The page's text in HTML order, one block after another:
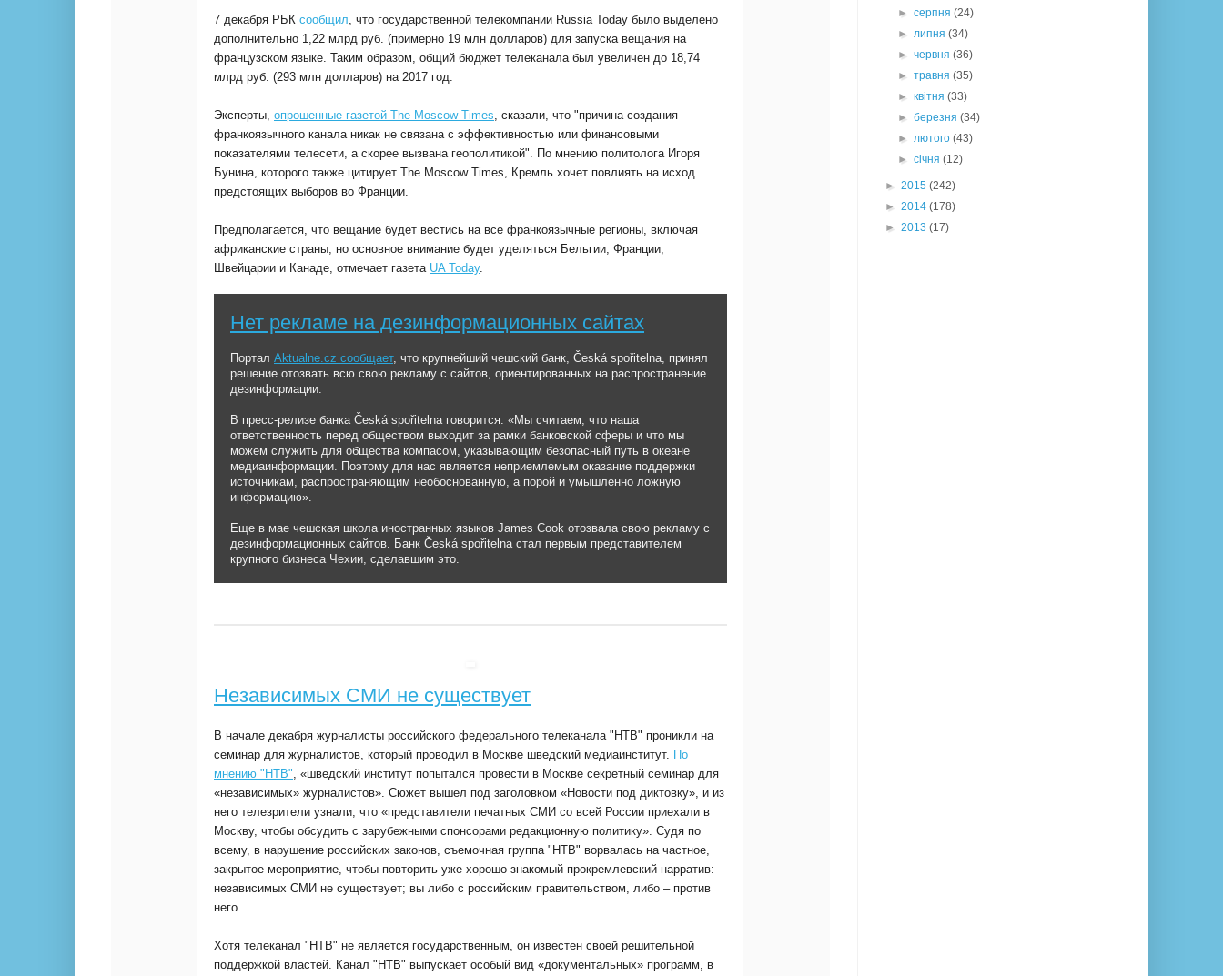
7 декабря РБК сообщил, что государственной телекомпании Russia Today было выделено
дополнительно 1,22 млрд руб. (примерно 19 млн долларов) для запуска вещания на
французском языке. Таким образом, общий бюджет телеканала был увеличен до 18,74
млрд руб. (293 млн долларов) на 2017 год.
Эксперты, опрошенные газетой The Moscow Times, сказали, что "причина создания
франкоязычного канала никак не связана с эффективностью или финансовыми
показателями телесети, а скорее вызвана геополитикой". По мнению политолога Игоря
Бунина, которого также цитирует The Moscow Times, Кремль хочет повлиять на исход
предстоящих выборов во Франции.
Предполагается, что вещание будет вестись на все франкоязычные регионы, включая
африканские страны, но основное внимание будет уделяться Бельгии, Франции,
Швейцарии и Канаде, отмечает газета UA Today.
Нет рекламе на дезинформационных сайтах
Портал Aktualne.cz сообщает, что крупнейший чешский банк, Česká spořitelna, принял
решение отозвать всю свою рекламу с сайтов, ориентированных на распространение
дезинформации.
В пресс-релизе банка Česká spořitelna говорится: «Мы считаем, что наша
ответственность перед обществом выходит за рамки банковской сферы и что мы
можем служить для общества компасом, указывающим безопасный путь в океане
медиаинформации. Поэтому для нас является неприемлемым оказание поддержки
источникам, распространяющим необоснованную, а порой и умышленно ложную
информацию».
Еще в мае чешская школа иностранных языков James Cook отозвала свою рекламу с
дезинформационных сайтов. Банк Česká spořitelna стал первым представителем
крупного бизнеса Чехии, сделавшим это.
Независимых СМИ не существует
В начале декабря журналисты российского федерального телеканала "НТВ" проникли на
семинар для журналистов, который проводил в Москве шведский медиаинститут. По
мнению "НТВ", «шведский институт попытался провести в Москве секретный семинар для
«независимых» журналистов». Сюжет вышел под заголовком «Новости под диктовку», и из
него телезрители узнали, что «представители печатных СМИ со всей России приехали в
Москву, чтобы обсудить с зарубежными спонсорами редакционную политику». Судя по
всему, в нарушение российских законов, съемочная группа "НТВ" ворвалась на частное,
закрытое мероприятие, чтобы повторить уже хорошо знакомый прокремлевский нарратив:
независимых СМИ не существует; вы либо с российским правительством, либо – против
него.
Хотя телеканал "НТВ" не является государственным, он известен своей решительной
поддержкой властей. Канал "НТВ" выпускает особый вид «документальных» программ, в
►серпня(24)
►липня(34)
►червня(36)
►травня(35)
►квітня(33)
►березня(34)
►лютого(43)
►січня(12)
► 2015 (242)
► 2014 (178)
► 2013 (17)